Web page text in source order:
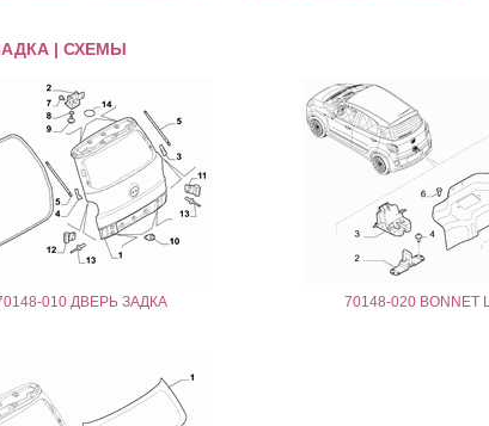
| СХЕМЫ
010 ДВЕРЬ ЗАДКА 70148-020 BONNET